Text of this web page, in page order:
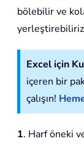
bölebilir ve
Excel için
içeren bir
çalışın!
1. Harf öneki